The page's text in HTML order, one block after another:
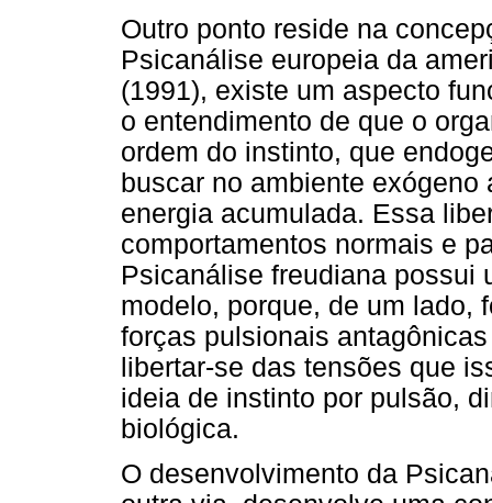
Outro ponto reside na
Psicanálise europeia da
(1991), existe um aspecto
o entendimento de que o
ordem do instinto, que
buscar no ambiente
energia acumulada. Essa
comportamentos normais e
Psicanálise freudiana possui
modelo, porque, de um lado,
forças pulsionais
libertar-se das tensões que
ideia de instinto por pulsão,
biológica.
O desenvolvimento da